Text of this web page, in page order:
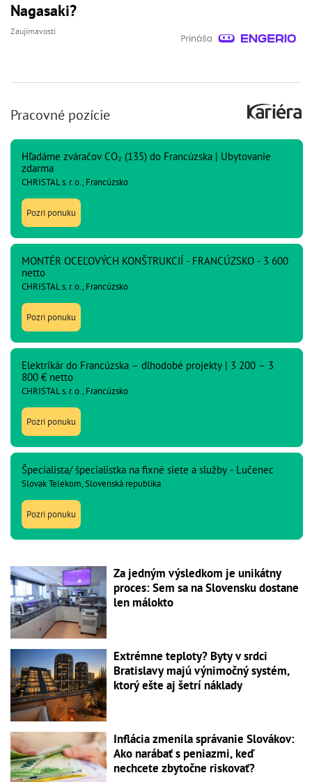
Nagasaki?
Zaujímavosti
Pracovné pozície
Hľadáme zváračov CO₂ (135) do Francúzska | Ubytovanie
zdarma
CHRISTAL s. r. o., Francúzsko
Pozri ponuku
MONTÉR OCEĽOVÝCH KONŠTRUKCIÍ - FRANCÚZSKO - 3 600
netto
CHRISTAL s. r. o., Francúzsko
Pozri ponuku
Elektrikár do Francúzska – dlhodobé projekty | 3 200 – 3
800 € netto
CHRISTAL s. r. o., Francúzsko
Pozri ponuku
Špecialista/ špecialistka na fixné siete a služby - Lučenec
Slovak Telekom, Slovenská republika
Pozri ponuku
Za jedným výsledkom je unikátny
proces: Sem sa na Slovensku dostane
len málokto
Extrémne teploty? Byty v srdci
Bratislavy majú výnimočný systém,
ktorý ešte aj šetrí náklady
Inflácia zmenila správanie Slovákov:
Ako narábať s peniazmi, keď
nechcete zbytočne riskovať?